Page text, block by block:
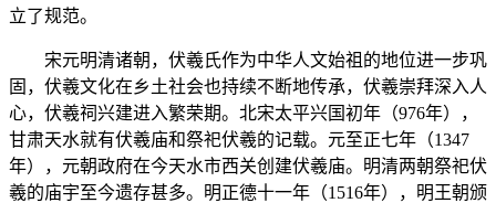
立了规范。
宋元明清诸朝，伏羲氏作为中华人文始祖的地位进一步巩
固，伏羲文化在乡土社会也持续不断地传承，伏羲崇拜深入人
心，伏羲祠兴建进入繁荣期。北宋太平兴国初年（976年），
甘肃天水就有伏羲庙和祭祀伏羲的记载。元至正七年（1347
年），元朝政府在今天水市西关创建伏羲庙。明清两朝祭祀伏
羲的庙宇至今遗存甚多。明正德十一年（1516年），明王朝颁